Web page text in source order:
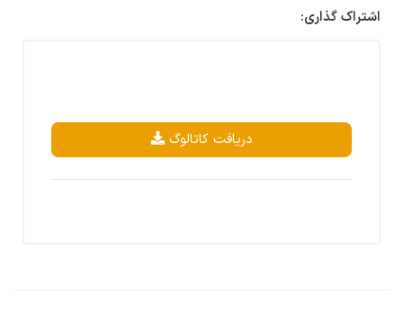
اشتراک گذاری:
دریافت کاتالوگ